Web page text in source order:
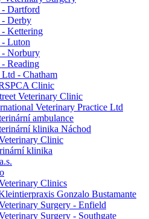
- Dartford
- Derby
- Kettering
- Luton
- Norbury
- Reading
Ltd - Chatham
Clinic
Veterinary Clinic
Veterinary Practice Ltd
ambulance
klinika Náchod
Clinic
klinika
Clinics
Gonzalo Bustamante
Surgery - Enfield
Surgery - Southgate